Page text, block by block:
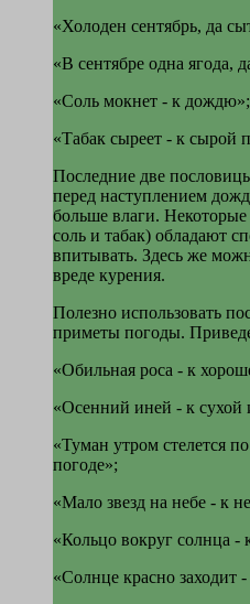
«Холоден сентябрь, да
«В сентябре одна ягода,
«Соль мокнет - к дождю»;
«Табак сыреет - к сырой
Последние две
перед наступлением
больше влаги.
соль и табак) обладают
впитывать. Здесь же
вреде курения.
Полезно использовать
приметы погоды.
«Обильная роса - к
«Осенний иней - к сухой
«Туман утром стелется
погоде»;
«Мало звезд на небе - к
«Кольцо вокруг солнца -
«Солнце красно заходит -